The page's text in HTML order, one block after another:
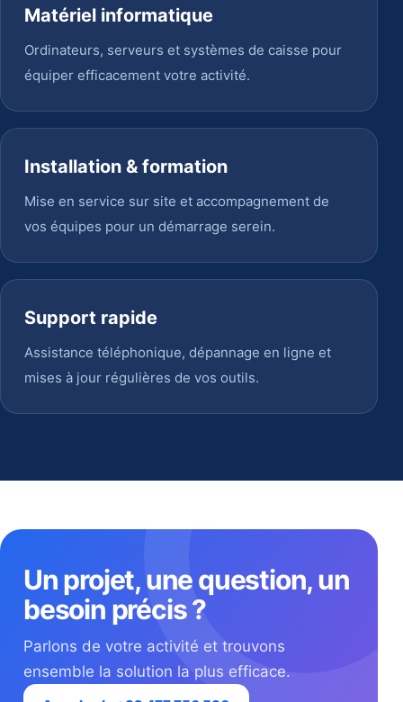
Matériel informatique
Ordinateurs, serveurs et systèmes de caisse pour
équiper efficacement votre activité.
Installation & formation
Mise en service sur site et accompagnement de
vos équipes pour un démarrage serein.
Support rapide
Assistance téléphonique, dépannage en ligne et
mises à jour régulières de vos outils.
Un projet, une question, un
besoin précis ?
Parlons de votre activité et trouvons
ensemble la solution la plus efficace.